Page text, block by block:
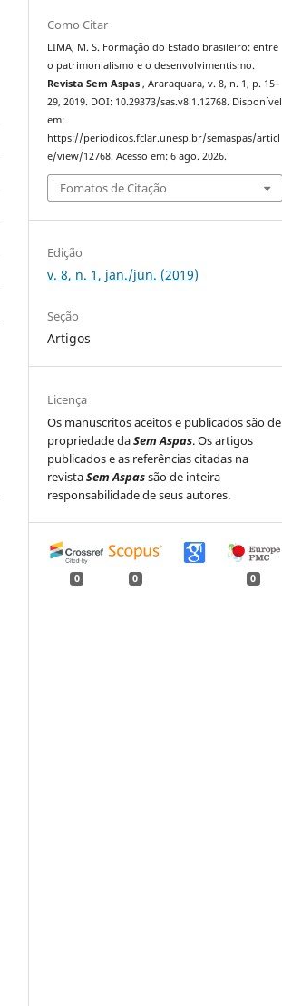
Como Citar
LIMA, M. S. Formação do Estado brasileiro: entre
o patrimonialismo e o desenvolvimentismo.
Revista Sem Aspas, Araraquara, v. 8, n. 1, p. 15–
29, 2019. DOI: 10.29373/sas.v8i1.12768. Disponível
em:
https://periodicos.fclar.unesp.br/semaspas/articl
e/view/12768. Acesso em: 6 ago. 2026.
Fomatos de Citação
Edição
v. 8, n. 1, jan./jun. (2019)
Seção
Artigos
Licença
Os manuscritos aceitos e publicados são de
propriedade daSem Aspas. Os artigos
publicados e as referências citadas na
revistaSem Aspassão de inteira
responsabilidade de seus autores.
0 0 0